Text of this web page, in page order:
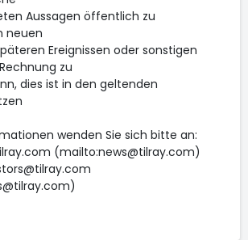
Aussagen öffentlich zu
neuen
Ereignissen oder sonstigen
zu
dies ist in den geltenden
wenden Sie sich bitte an:
(mailto:news@tilray.com)